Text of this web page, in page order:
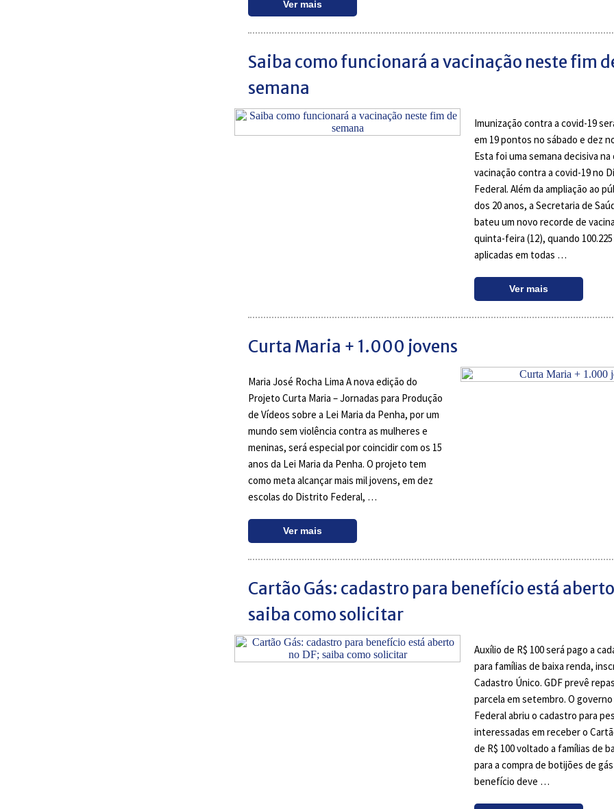
Ver mais
Saiba como funcionará a vacinação neste fim
semana
Imunização contra a covid-19
em 19 pontos no sábado e dez
Esta foi uma semana decisiva na
vacinação contra a covid-19 no
Federal. Além da ampliação ao
dos 20 anos, a Secretaria de
bateu um novo recorde de
quinta-feira (12), quando
aplicadas em todas …
Ver mais
Curta Maria + 1.000 jovens
Maria José Rocha Lima A nova edição do
Projeto Curta Maria – Jornadas para Produção
de Vídeos sobre a Lei Maria da Penha, por um
mundo sem violência contra as mulheres e
meninas, será especial por coincidir com os 15
anos da Lei Maria da Penha. O projeto tem
como meta alcançar mais mil jovens, em dez
escolas do Distrito Federal, …
Ver mais
Cartão Gás: cadastro para benefício está
saiba como solicitar
Auxílio de R$ 100 será pago a
para famílias de baixa renda,
Cadastro Único. GDF prevê
parcela em setembro. O
Federal abriu o cadastro para
interessadas em receber o
de R$ 100 voltado a famílias de
para a compra de botijões de gás
benefício deve …